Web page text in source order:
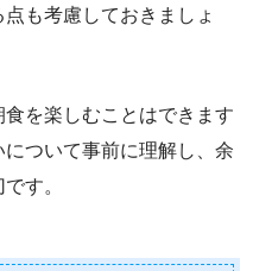
も考慮しておきましょ
を楽しむことはできます
ついて事前に理解し、余
す。